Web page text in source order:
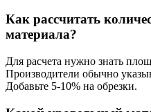
Как рассчитать
материала?
Для расчета нужно знать
Производители обычно
Добавьте 5-10% на обрезки.